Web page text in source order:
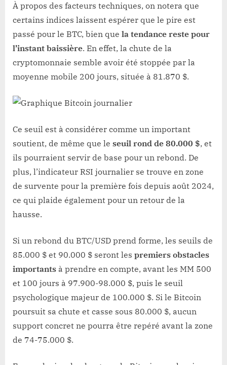
À propos des facteurs techniques, on notera que
certains indices laissent espérer que le pire est
passé pour le BTC, bien que la tendance reste pour
l’instant baissière. En effet, la chute de la
cryptomonnaie semble avoir été stoppée par la
moyenne mobile 200 jours, située à 81.870 $.
Ce seuil est à considérer comme un important
soutient, de même que le seuil rond de 80.000 $, et
ils pourraient servir de base pour un rebond. De
plus, l’indicateur RSI journalier se trouve en zone
de survente pour la première fois depuis août 2024,
ce qui plaide également pour un retour de la
hausse.
Si un rebond du BTC/USD prend forme, les seuils de
85.000 $ et 90.000 $ seront les premiers obstacles
importants à prendre en compte, avant les MM 500
et 100 jours à 97.900-98.000 $, puis le seuil
psychologique majeur de 100.000 $. Si le Bitcoin
poursuit sa chute et casse sous 80.000 $, aucun
support concret ne pourra être repéré avant la zone
de 74-75.000 $.